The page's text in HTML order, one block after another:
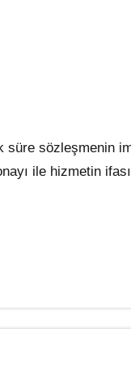
süre sözleşmenin
ile hizmetin